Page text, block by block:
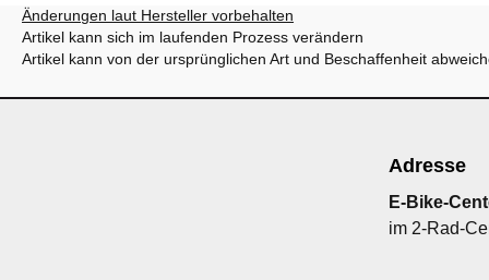
Änderungen laut Hersteller vorbehalten
Artikel kann sich im laufenden Prozess verändern
Artikel kann von der ursprünglichen Art und Beschaffenheit
Adresse
E-Bike-
im 2-Rad-